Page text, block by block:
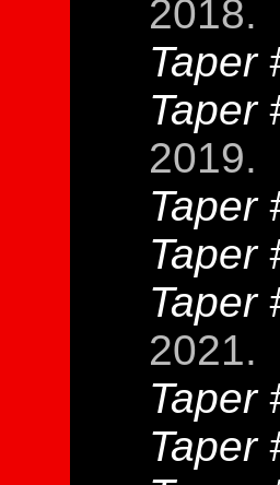
2018.
Taper
Taper
2019.
Taper
Taper
Taper
2021.
Taper
Taper